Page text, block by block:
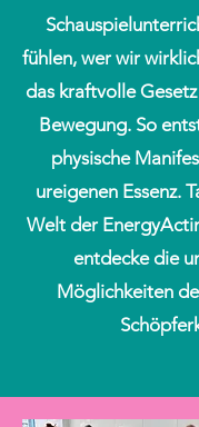
fühlen, wer wir
das kraftvolle
Bewegung. So
physische
ureigenen Essenz.
Welt der
entdecke die
Möglichkeiten